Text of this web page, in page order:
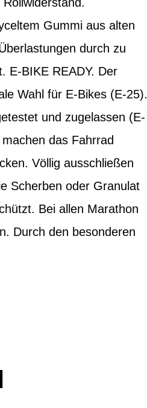
Gummi aus alten
durch zu
E-BIKE READY. Der
Wahl für E-Bikes (E-25).
und zugelassen (E-
das Fahrrad
Völlig ausschließen
Scherben oder Granulat
Bei allen Marathon
Durch den besonderen